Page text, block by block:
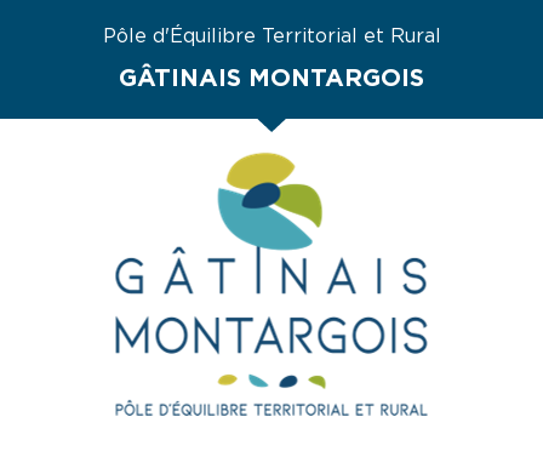
Pôle d'Équilibre Territorial et Rural
GÂTINAIS MONTARGOIS